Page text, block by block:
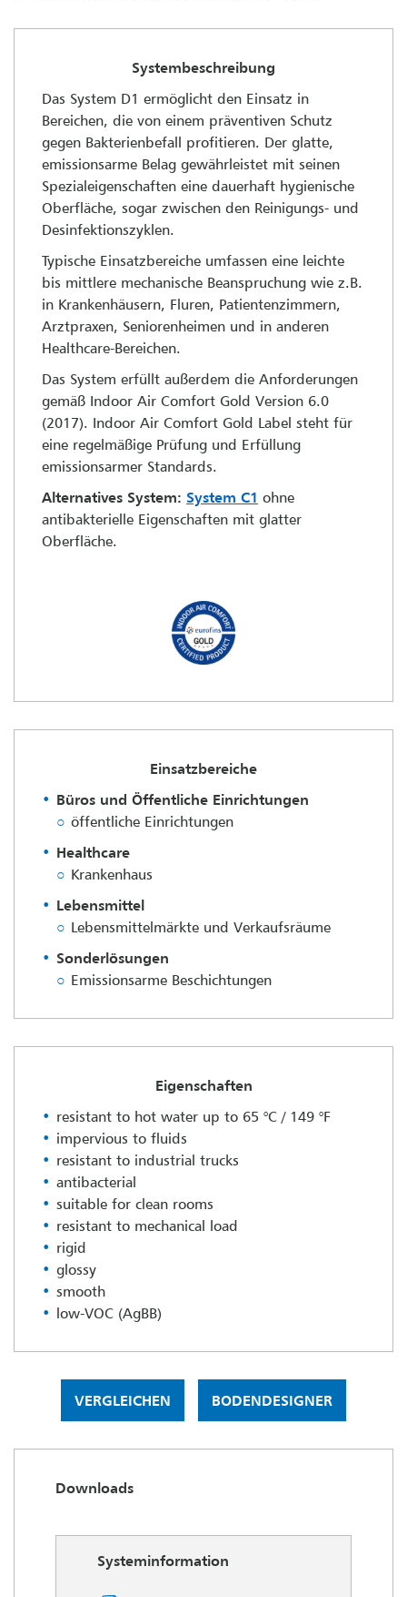
Systembeschreibung
Das System D1 ermöglicht den Einsatz in
Bereichen, die von einem präventiven Schutz
gegen Bakterienbefall profitieren. Der glatte,
emissionsarme Belag gewährleistet mit seinen
Spezialeigenschaften eine dauerhaft hygienische
Oberfläche, sogar zwischen den Reinigungs- und
Desinfektionszyklen.
Typische Einsatzbereiche umfassen eine leichte
bis mittlere mechanische Beanspruchung wie z.B.
in Krankenhäusern, Fluren, Patientenzimmern,
Arztpraxen, Seniorenheimen und in anderen
Healthcare-Bereichen.
Das System erfüllt außerdem die Anforderungen
gemäß Indoor Air Comfort Gold Version 6.0
(2017). Indoor Air Comfort Gold Label steht für
eine regelmäßige Prüfung und Erfüllung
emissionsarmer Standards.
Alternatives System: System C1 ohne
antibakterielle Eigenschaften mit glatter
Oberfläche.
Einsatzbereiche
Büros und Öffentliche Einrichtungen
öffentliche Einrichtungen
Healthcare
Krankenhaus
Lebensmittel
Lebensmittelmärkte und Verkaufsräume
Sonderlösungen
Emissionsarme Beschichtungen
Eigenschaften
resistant to hot water up to 65 °C / 149 °F
impervious to fluids
resistant to industrial trucks
antibacterial
suitable for clean rooms
resistant to mechanical load
rigid
glossy
smooth
low-VOC (AgBB)
VERGLEICHEN BODENDESIGNER
Downloads
Systeminformation